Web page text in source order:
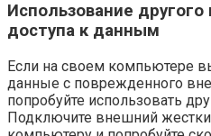
Использование
доступа к данным
Если на своем компьютере
данные с поврежденного
попробуйте использовать
Подключите внешний